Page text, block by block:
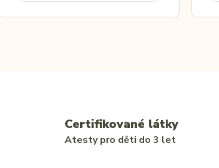
Certifikované látky
Atesty pro děti do 3 let